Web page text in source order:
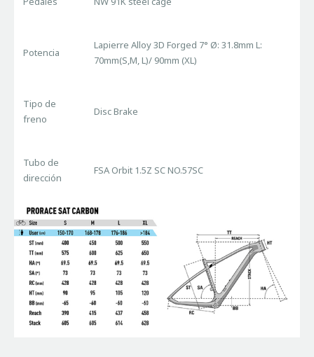
Potencia
Lapierre Alloy 3D Forged 7° Ø: 31.8mm L:
70mm(S,M, L)/ 90mm (XL)
Tipo de
freno
Disc Brake
Tubo de
dirección
FSA Orbit 1.5Z SC NO.57SC